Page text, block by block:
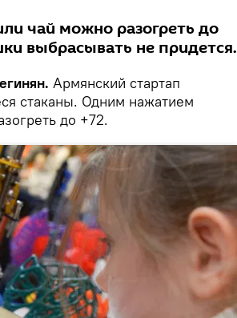
чай можно разогреть до
выбрасывать не придется.
Армянский стартап
стаканы. Одним нажатием
до +72.